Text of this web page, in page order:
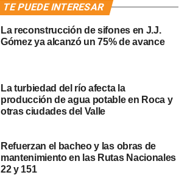
TE PUEDE INTERESAR
La reconstrucción de sifones en J.J.
Gómez ya alcanzó un 75% de avance
La turbiedad del río afecta la
producción de agua potable en Roca y
otras ciudades del Valle
Refuerzan el bacheo y las obras de
mantenimiento en las Rutas Nacionales
22 y 151